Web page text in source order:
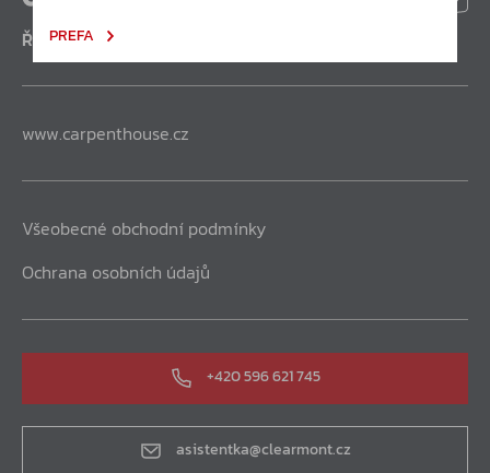
PREFA
Řešení pro nejnáročnější
www.carpenthouse.cz
Všeobecné obchodní podmínky
Ochrana osobních údajů
+420 596 621 745
asistentka@clearmont.cz